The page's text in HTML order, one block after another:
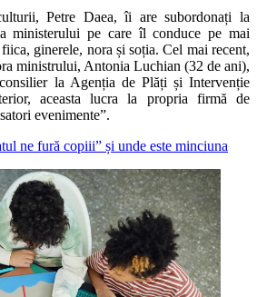
Petre Daea, îi are subordonați la
ministerului pe care îl conduce pe mai
ginerele, nora și soția. Cel mai recent,
ministrului, Antonia Luchian (32 de ani),
la Agenția de Plăți și Intervenție
aceasta lucra la propria firmă de
evenimente”.
ne fură copiii” și unde este minciuna